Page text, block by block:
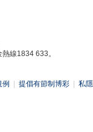
線1834 633。
例 提倡有節制博彩 私